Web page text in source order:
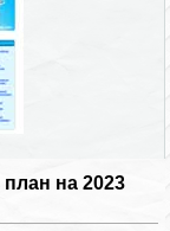
на 2023